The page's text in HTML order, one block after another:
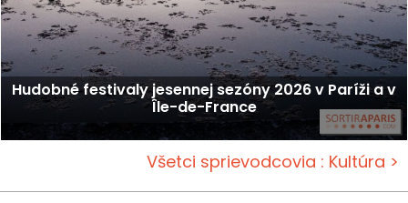
Hudobné festivaly jesennej sezóny 2026 v Paríži a v
Île-de-France
Všetci sprievodcovia : Kultúra >